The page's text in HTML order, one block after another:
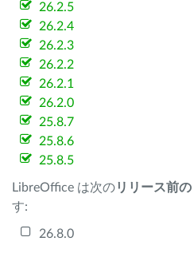
26.2.5
26.2.4
26.2.3
26.2.2
26.2.1
26.2.0
25.8.7
25.8.6
25.8.5
LibreOffice は次のリリース前の
す:
26.8.0